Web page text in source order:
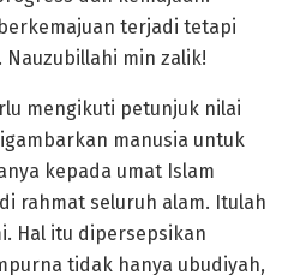
terjadi tetapi
Nauzubillahi min zalik!
mengikuti petunjuk nilai
manusia untuk
kepada umat Islam
rahmat seluruh alam. Itulah
Hal itu dipersepsikan
tidak hanya ubudiyah,